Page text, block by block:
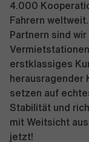
4.000
Fahrern
Partnern sind
erstklassiges
herausragender
setzen auf
Stabilität und
mit Weitsicht
jetzt!